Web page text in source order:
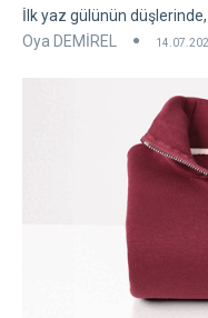
İlk yaz gülünün düşlerinde,
Oya DEMİREL